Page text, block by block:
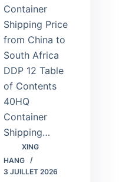
Container
Shipping Price
from China to
South Africa
DDP 12 Table
of Contents
40HQ
Container
Shipping…
XING
HANG
3 JUILLET 2026